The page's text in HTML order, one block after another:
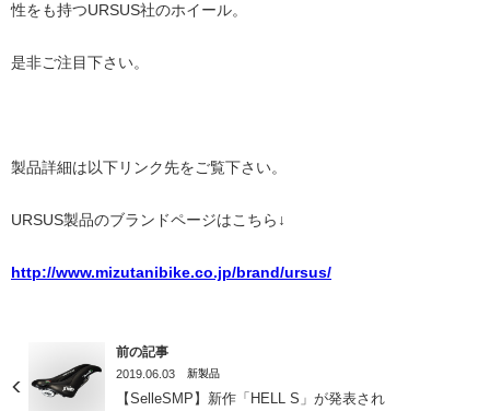
性をも持つURSUS社のホイール。
是非ご注目下さい。
製品詳細は以下リンク先をご覧下さい。
URSUS製品のブランドページはこちら↓
http://www.mizutanibike.co.jp/brand/ursus/
前の記事
2019.06.03 新製品
【SelleSMP】新作「HELL S」が発表され